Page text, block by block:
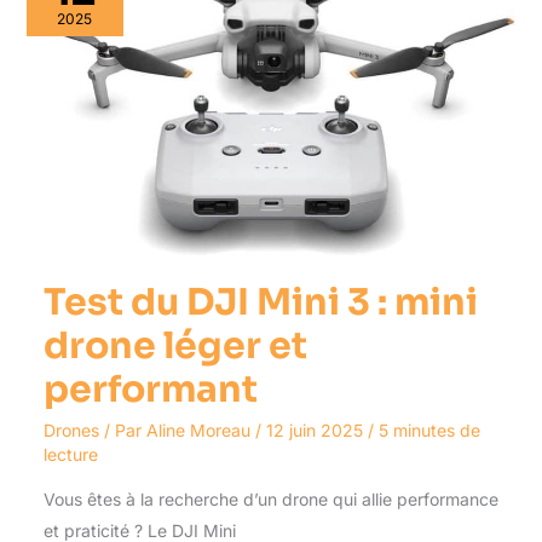
2025
Test du DJI Mini 3 : mini
drone léger et
performant
Drones/ Par Aline Moreau / 12 juin 2025 / 5 minutes de
lecture
Vous êtes à la recherche d’un drone qui allie performance
et praticité ? Le DJI Mini
Mini
3
mini
drone
performant